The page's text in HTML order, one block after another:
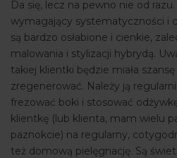
Da się, lecz na pewno nie od razu.
wymagający systematyczności i
są bardzo osłabione i cienkie,
malowania i stylizacji hybrydą.
takiej klientki będzie miała
zregenerować. Należy ją
frezować boki i stosować
klientkę (lub klienta, mam wielu
paznokcie) na regularny,
też domową pielęgnację. Są